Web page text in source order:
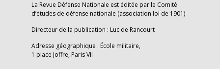
La Revue Défense Nationale est éditée par le Comité
d’études de défense nationale (association loi de 1901)
Directeur de la publication : Luc de Rancourt
Adresse géographique : École militaire,
1 place Joffre, Paris VII